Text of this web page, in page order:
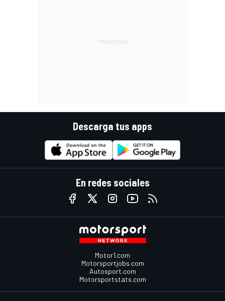
Descarga tus apps
En redes sociales
Motor1.com
Motorsportjobs.com
Autosport.com
Motorsportstats.com